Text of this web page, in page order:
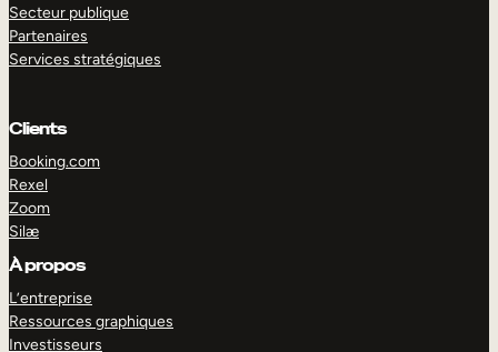
Secteur publique
Partenaires
Services stratégiques
Clients
Booking.com
Rexel
Zoom
Silæ
À propos
L’entreprise
Ressources graphiques
Investisseurs